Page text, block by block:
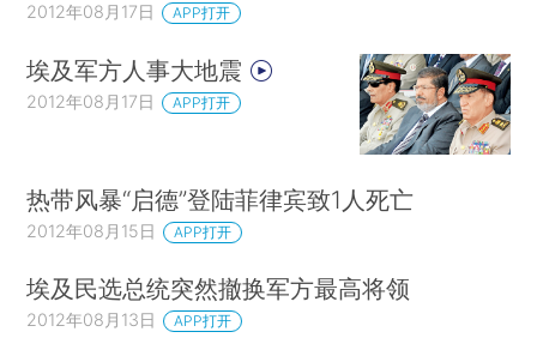
2012年08月17日 APP打开
埃及军方人事大地震
2012年08月17日 APP打开
热带风暴“启德”登陆菲律宾致1人死亡
2012年08月15日 APP打开
埃及民选总统突然撤换军方最高将领
2012年08月13日 APP打开